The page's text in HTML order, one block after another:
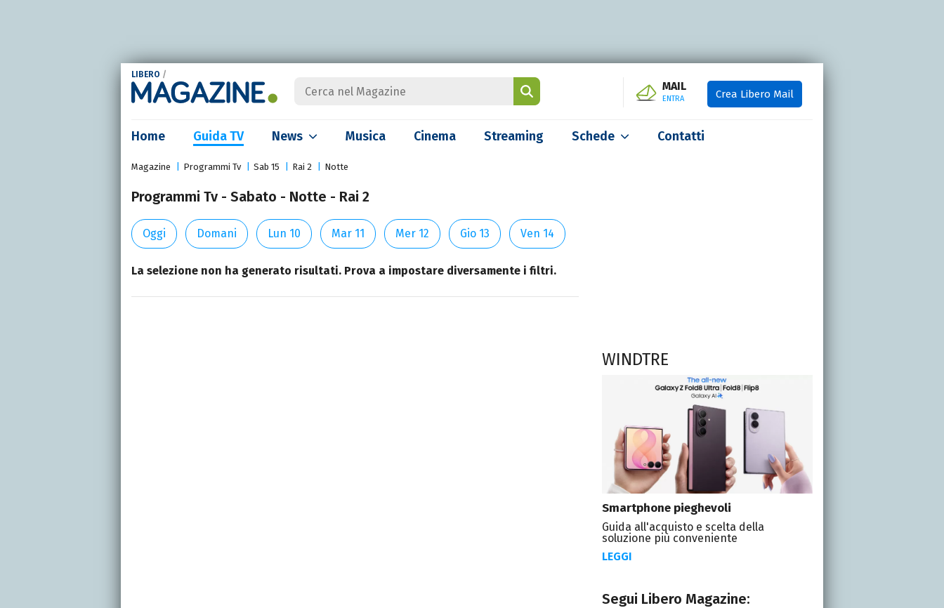
LIBERO /
MAIL
ENTRA Crea Libero Mail
Home Guida TV News Musica Cinema Streaming Schede Contatti
Magazine Programmi Tv Sab 15 Rai 2 Notte
Programmi Tv - Sabato - Notte - Rai 2
Oggi Domani Lun 10 Mar 11 Mer 12 Gio 13 Ven 14
La selezione non ha generato risultati. Prova a impostare diversamente i filtri.
WINDTRE
Smartphone pieghevoli
Guida all'acquisto e scelta della
soluzione più conveniente
LEGGI
Segui Libero Magazine: